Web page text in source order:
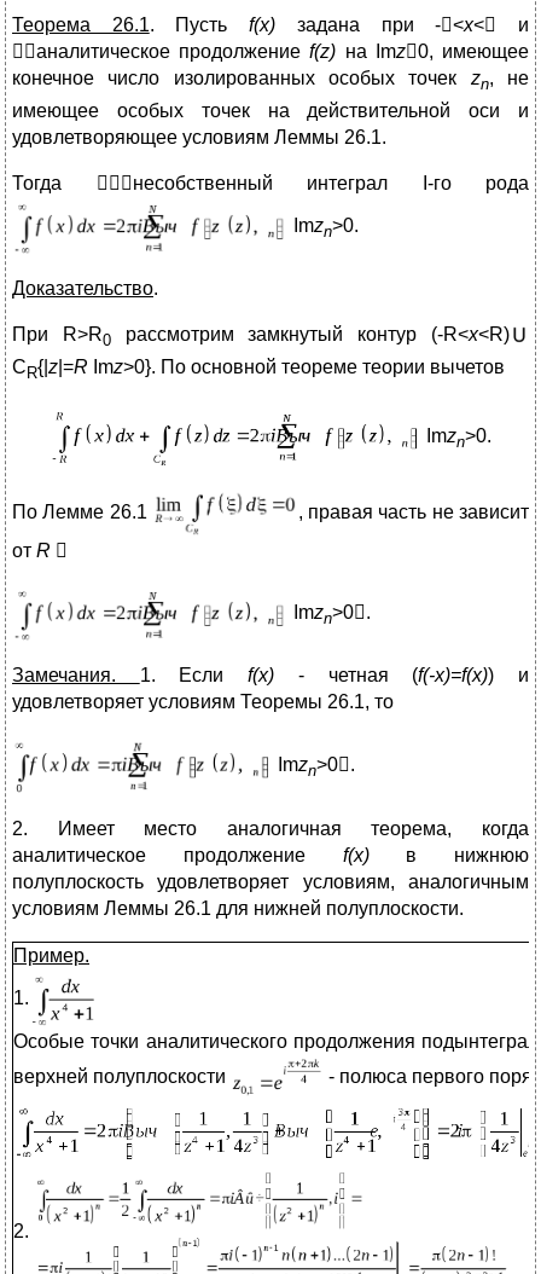
Теорема 26.1. Пустьf(x) задана при -<x< и
аналитическое продолжениеf(z) на Imz0, имеющее
конечное число изолированных особых точек zn, не
имеющее особых точек на действительной оси и
удовлетворяющее условиям Леммы 26.1.
Тогда несобственный интеграл I-го рода
Imzn>0.
Доказательство.
При R>R0рассмотрим замкнутый контур (-R<x<R)
C R{| z |=R Imz>0}. По основной теореме теории вычетов
Imzn>0.
По Лемме 26.1
, правая часть не зависит
от R 
Imzn>0.
Замечания. 1. Еслиf(x) - четная (f(-x)=f(x)) и
удовлетворяет условиям Теоремы 26.1, то
Imzn>0.
2. Имеет место аналогичная теорема, когда
аналитическое продолжение f(x)в нижнюю
полуплоскость удовлетворяет условиям, аналогичным
условиям Леммы 26.1 для нижней полуплоскости.
Пример.
1.
Особые точки аналитического продолжения
верхней полуплоскости
- полюса первого
2.